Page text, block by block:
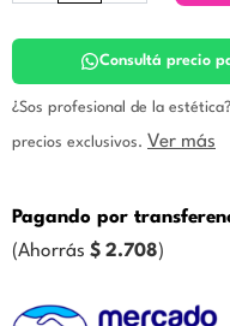
Filler.
cantidad
Consultá precio
¿Sos profesional de la
precios exclusivos. Ver más
Pagando por
(Ahorrás $ 2.708)